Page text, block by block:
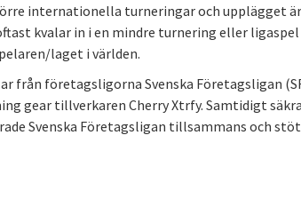
internationella turneringar och upplägget
kvalar in i en mindre turnering eller
laget i världen.
från företagsligorna Svenska Företagsligan
gear tillverkaren Cherry Xtrfy. Samtidigt
Svenska Företagsligan tillsammans och